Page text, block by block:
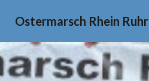
Ostermarsch Rhein Ruhr